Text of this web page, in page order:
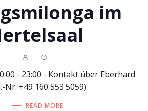
im
-
- 23:00 - Kontakt über Eberhard
Nr. +49 160 553 5059)
READ MORE